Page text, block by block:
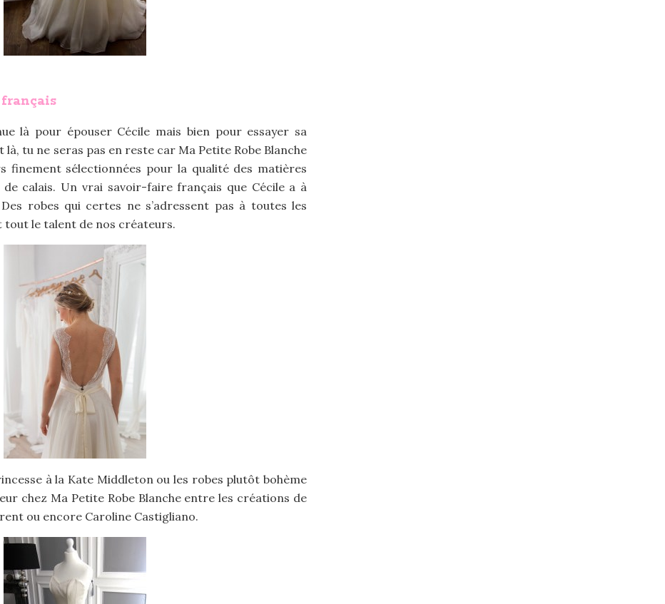
français
là pour épouser Cécile mais bien pour essayer sa
tu ne seras pas en reste car Ma Petite Robe Blanche
finement sélectionnées pour la qualité des matières
calais. Un vrai savoir-faire français que Cécile a à
robes qui certes ne s’adressent pas à toutes les
le talent de nos créateurs.
à la Kate Middleton ou les robes plutôt bohème
chez Ma Petite Robe Blanche entre les créations de
ou encore Caroline Castigliano.